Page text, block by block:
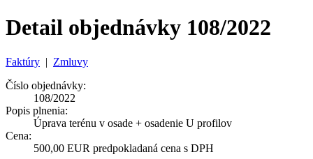
Detail objednávky 108/2022
Faktúry | Zmluvy
Číslo objednávky:
108/2022
Popis plnenia:
Úprava terénu v osade + osadenie U profilov
Cena:
500,00 EUR predpokladaná cena s DPH